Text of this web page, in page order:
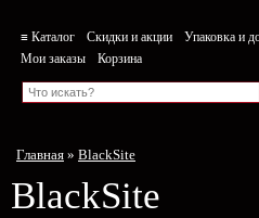
≡ Каталог Скидки и акции Упаковка и
Мои заказы
Корзина
Главная » BlackSite
BlackSite